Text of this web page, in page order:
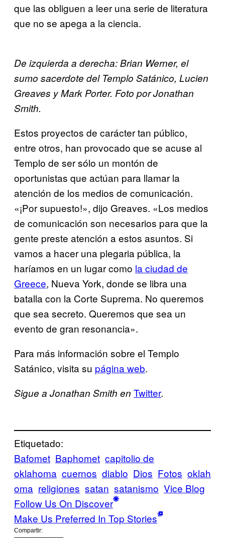
que las obliguen a leer una serie de literatura
que no se apega a la ciencia.
De izquierda a derecha: Brian Werner, el
sumo sacerdote del Templo Satánico, Lucien
Greaves y Mark Porter. Foto por Jonathan
Smith.
Estos proyectos de carácter tan público,
entre otros, han provocado que se acuse al
Templo de ser sólo un montón de
oportunistas que actúan para llamar la
atención de los medios de comunicación.
«¡Por supuesto!», dijo Greaves. «Los medios
de comunicación son necesarios para que la
gente preste atención a estos asuntos. Si
vamos a hacer una plegaria pública, la
haríamos en un lugar como ​la ciudad de
Greece​, Nueva York, donde se libra una
batalla con la Corte Suprema. No queremos
que sea secreto. Queremos que sea un
evento de gran resonancia».
Para más información sobre el Templo
Satánico, visita su pá​gina web.
Sigue a Jonathan Smith en ​Twitter.
Etiquetado:
Bafomet Baphomet capitolio de
oklahoma cuernos diablo Dios Fotos oklah
oma religiones satan satanismo Vice Blog
Follow Us On Discover
Make Us Preferred In Top Stories
Compartir: